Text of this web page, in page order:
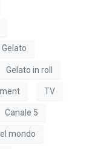
Gelato in roll
TV
Canale 5
mondo